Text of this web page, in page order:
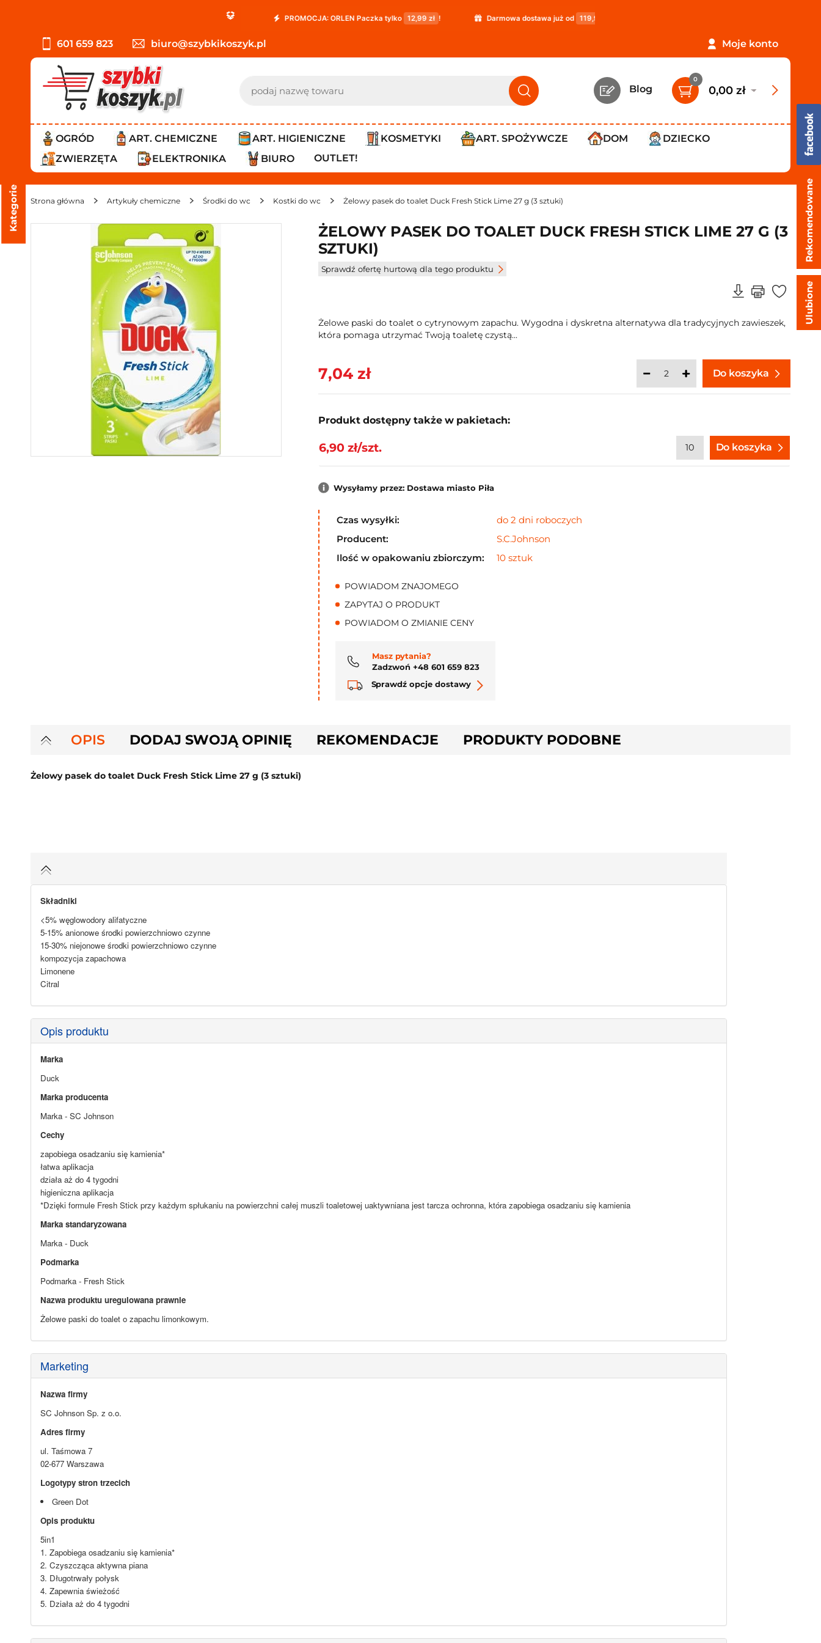
PROMOCJA: ORLEN Paczka tylko 12,99 zł ! Darmowa dostawa już od 119,99 zł !
601 659 823 biuro@szybkikoszyk.pl Moje konto
Blog
0
0,00 zł
OGRÓD ART. CHEMICZNE ART. HIGIENICZNE KOSMETYKI ART. SPOŻYWCZE DOM
DZIECKO
ZWIERZĘTA
ELEKTRONIKA BIURO OUTLET!
Strona główna Artykuły chemiczne Środki do wc Kostki do wc Żelowy pasek do toalet Duck Fresh Stick Lime 27 g (3 sztuki)
Kategorie
ŻELOWY PASEK DO TOALET DUCK FRESH STICK LIME 27 G (3
SZTUKI)
Sprawdź ofertę hurtową dla tego produktu
Żelowe paski do toalet o cytrynowym zapachu. Wygodna i dyskretna alternatywa dla tradycyjnych zawieszek,
która pomaga utrzymać Twoją toaletę czystą...
7,04 zł Do koszyka
Produkt dostępny także w pakietach:
6,90 zł/szt. Do koszyka
Wysyłamy przez: Dostawa miasto Piła
Czas wysyłki:
do 2 dni roboczych
Producent:
S.C.Johnson
Ilość w opakowaniu zbiorczym:
10 sztuk
POWIADOM ZNAJOMEGO
ZAPYTAJ O PRODUKT
POWIADOM O ZMIANIE CENY
Masz pytania?
Zadzwoń +48 601 659 823
Sprawdź opcje dostawy
OPIS DODAJ SWOJĄ OPINIĘ REKOMENDACJE PRODUKTY PODOBNE
Żelowy pasek do toalet Duck Fresh Stick Lime 27 g (3 sztuki)
Składniki
<5% węglowodory alifatyczne
5-15% anionowe środki powierzchniowo czynne
15-30% niejonowe środki powierzchniowo czynne
kompozycja zapachowa
Limonene
Citral
Opis produktu
Marka
Duck
Marka producenta
Marka - SC Johnson
Cechy
zapobiega osadzaniu się kamienia*
łatwa aplikacja
działa aż do 4 tygodni
higieniczna aplikacja
*Dzięki formule Fresh Stick przy każdym spłukaniu na powierzchni całej muszli toaletowej uaktywniana jest tarcza ochronna, która zapobiega osadzaniu się kamienia
Marka standaryzowana
Marka - Duck
Podmarka
Podmarka - Fresh Stick
Nazwa produktu uregulowana prawnie
Żelowe paski do toalet o zapachu limonkowym.
Marketing
Nazwa firmy
SC Johnson Sp. z o.o.
Adres firmy
ul. Taśmowa 7
02-677 Warszawa
Logotypy stron trzecich
Green Dot
Opis produktu
5in1
1. Zapobiega osadzaniu się kamienia*
2. Czyszcząca aktywna piana
3. Długotrwały połysk
4. Zapewnia świeżość
5. Działa aż do 4 tygodni
Rekomendowane
Ulubione